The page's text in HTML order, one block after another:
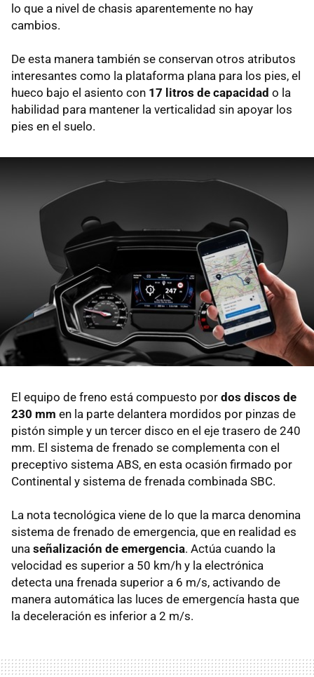
lo que a nivel de chasis aparentemente no hay
cambios.
De esta manera también se conservan otros atributos
interesantes como la plataforma plana para los pies, el
hueco bajo el asiento con 17 litros de capacidad o la
habilidad para mantener la verticalidad sin apoyar los
pies en el suelo.
El equipo de freno está compuesto por dos discos de
230 mm en la parte delantera mordidos por pinzas de
pistón simple y un tercer disco en el eje trasero de 240
mm. El sistema de frenado se complementa con el
preceptivo sistema ABS, en esta ocasión firmado por
Continental y sistema de frenada combinada SBC.
La nota tecnológica viene de lo que la marca denomina
sistema de frenado de emergencia, que en realidad es
una señalización de emergencia. Actúa cuando la
velocidad es superior a 50 km/h y la electrónica
detecta una frenada superior a 6 m/s, activando de
manera automática las luces de emergencía hasta que
la deceleración es inferior a 2 m/s.